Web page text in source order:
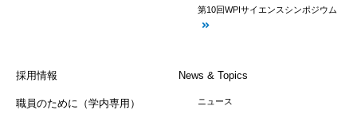
第10回WPIサイエンスシンポジウム
採用情報
職員のために（学内専用）
News & Topics
ニュース